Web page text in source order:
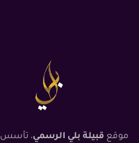
موقع قبيلة بلي الرسمي، تأسس